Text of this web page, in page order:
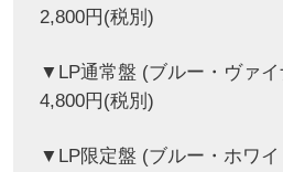
2,800円(税別)
▼LP通常盤 (ブルー・ヴァイ
4,800円(税別)
▼LP限定盤 (ブルー・ホワ